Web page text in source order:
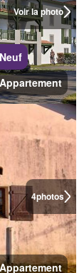
Voir la photo
Neuf
Appartement
4photos
Appartement